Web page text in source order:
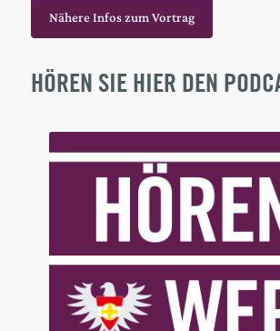
Nähere Infos zum Vortrag
HÖREN SIE HIER DEN
Player